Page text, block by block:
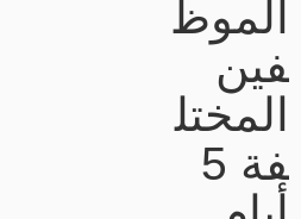
الموظ
فين
المختل
فة 5